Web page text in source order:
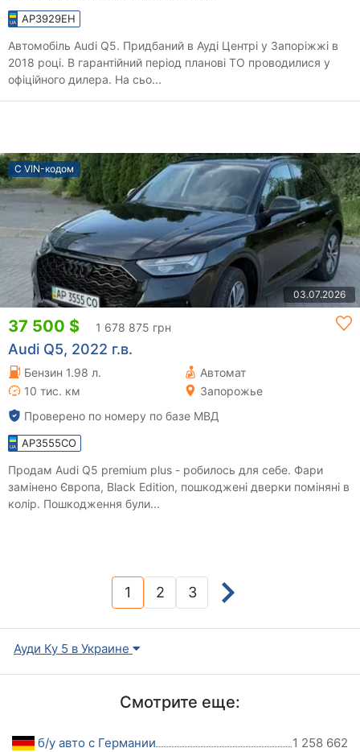
AP3929EH
Автомобіль Audi Q5. Придбаний в Ауді Центрі у Запоріжжі в
2018 році. В гарантійний період планові ТО проводилися у
офіційного дилера. На сьо...
С VIN-кодом
03.07.2026
37 500 $ 1 678 875 грн
Audi Q5, 2022 г.в.
Бензин 1.98 л.
Автомат
10 тис. км
Запорожье
Проверено по номеру по базе МВД
AP3555CO
Продам Audi Q5 premium plus - робилось для себе. Фари
замінено Європа, Black Edition, пошкоджені дверки поміняні в
колір. Пошкодження були...
1(current)
2 3
Ауди Ку 5 в Украине
Смотрите еще:
б/у авто с Германии 1 258 662